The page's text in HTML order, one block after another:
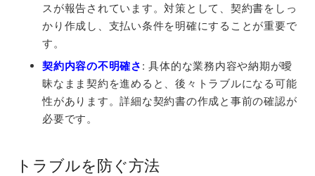
スが報告されています。対策として、契約書をしっ
かり作成し、支払い条件を明確にすることが重要で
す。
契約内容の不明確さ : 具体的な業務内容や納期が曖
昧なまま契約を進めると、後々トラブルになる可能
性があります。詳細な契約書の作成と事前の確認が
必要です。
トラブルを防ぐ方法